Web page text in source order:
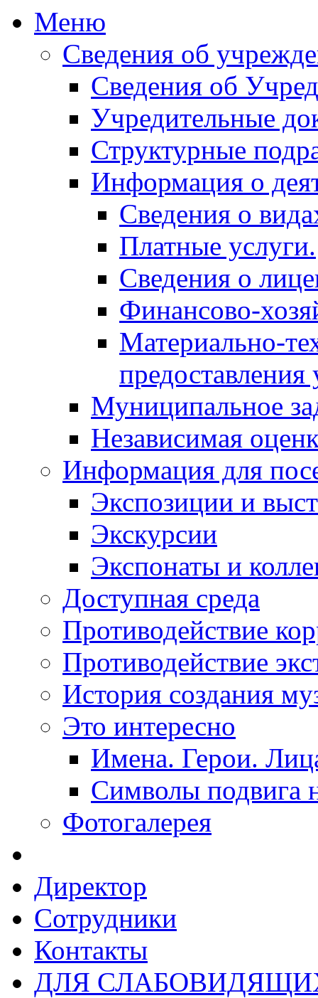
Меню
Сведения об
Сведения об
Учредительные
Структурные
Информация о
Сведения о
Платные услуги.
Сведения о
Финансово-
Материально-
предоставления
Муниципальное
Независимая
Информация для
Экспозиции и
Экскурсии
Экспонаты и
Доступная среда
Противодействие
Противодействие
История создания
Это интересно
Имена. Герои.
Символы подвига
Фотогалерея
Директор
Сотрудники
Контакты
ДЛЯ